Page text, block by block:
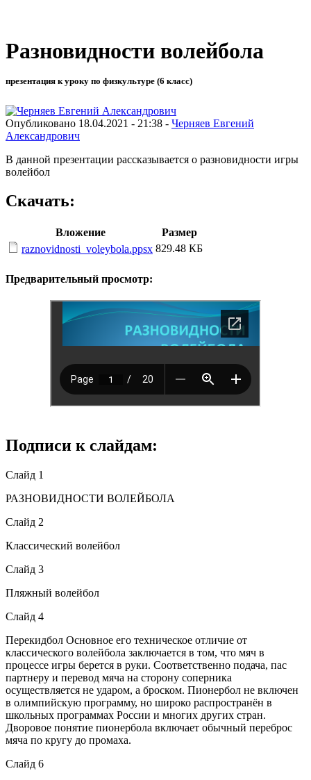
Разновидности волейбола
презентация к уроку по физкультуре (6 класс)
Опубликовано 18.04.2021 - 21:38 - Черняев Евгений
Александрович
В данной презентации рассказывается о разновидности игры
волейбол
Скачать:
Вложение
Размер
raznovidnosti_voleybola.ppsx 829.48 КБ
Предварительный просмотр:
Подписи к слайдам:
Слайд 1
РАЗНОВИДНОСТИ ВОЛЕЙБОЛА
Слайд 2
Классический волейбол
Слайд 3
Пляжный волейбол
Слайд 4
Перекидбол Основное его техническое отличие от
классического волейбола заключается в том, что мяч в
процессе игры берется в руки. Соответственно подача, пас
партнеру и перевод мяча на сторону соперника
осуществляется не ударом, а броском. Пионербол не включен
в олимпийскую программу, но широко распространён в
школьных программах России и многих других стран.
Дворовое понятие пионербола включает обычный переброс
мяча по кругу до промаха.
Слайд 6